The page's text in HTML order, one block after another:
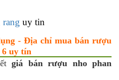
rang uy tin
- Địa chỉ mua bán rượu
6 uy tín
giá bán rượu nho phan